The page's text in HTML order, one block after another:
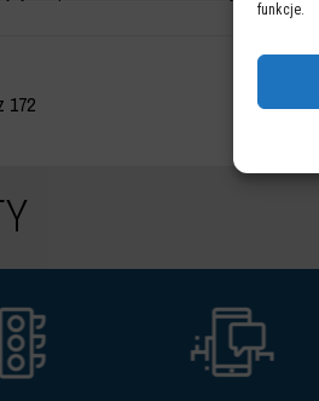
funkcje.
172